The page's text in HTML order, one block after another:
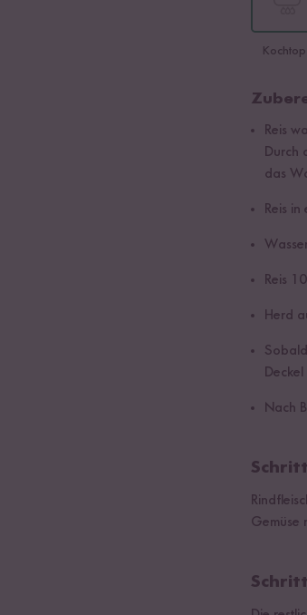
Reis
Durch
das
Reis
Reis
Herd
Nach
Gemüse